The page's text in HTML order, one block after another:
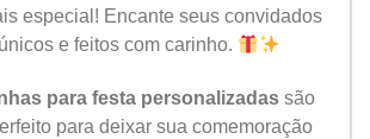
especial! Encante seus convidados
e feitos com carinho.
para festa personalizadas são
para deixar sua comemoração